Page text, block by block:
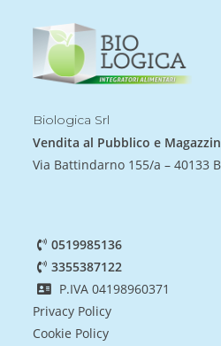
Biologica Srl
Vendita al Pubblico e
Via Battindarno 155/a – 40133
0519985136
3355387122
P.IVA 04198960371
Privacy Policy
Cookie Policy